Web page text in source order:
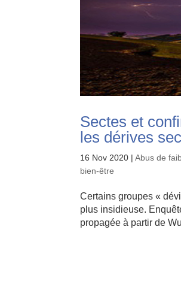
Sectes et
les dérives
16 Nov 2020 |Abus de
bien-être
Certains groupes «
plus insidieuse.
propagée à partir de